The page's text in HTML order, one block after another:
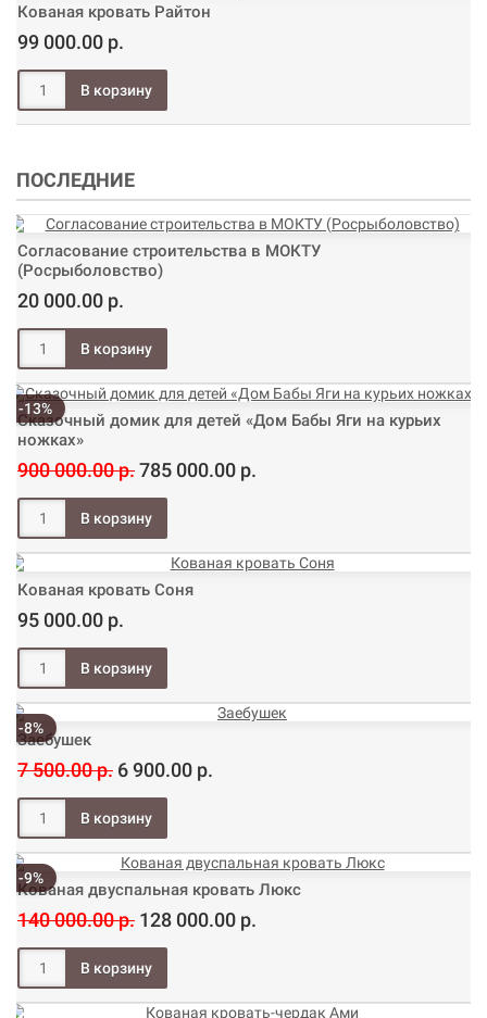
Кованая кровать Райтон
99 000.00 р.
ПОСЛЕДНИЕ
Согласование строительства в МОКТУ
(Росрыболовство)
20 000.00 р.
-13%
Сказочный домик для детей «Дом Бабы Яги на курьих
ножках»
900 000.00 р.785 000.00 р.
Кованая кровать Соня
95 000.00 р.
-8%
Заебушек
7 500.00 р. 6 900.00 р.
-9%
Кованая двуспальная кровать Люкс
140 000.00 р. 128 000.00 р.